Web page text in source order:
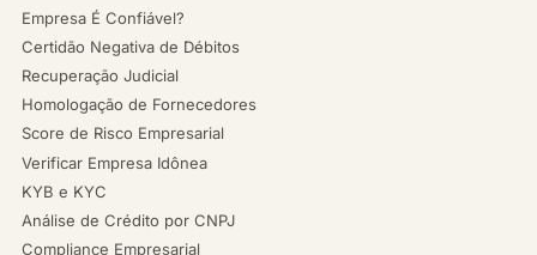
Empresa É Confiável?
Certidão Negativa de Débitos
Recuperação Judicial
Homologação de Fornecedores
Score de Risco Empresarial
Verificar Empresa Idônea
KYB e KYC
Análise de Crédito por CNPJ
Compliance Empresarial